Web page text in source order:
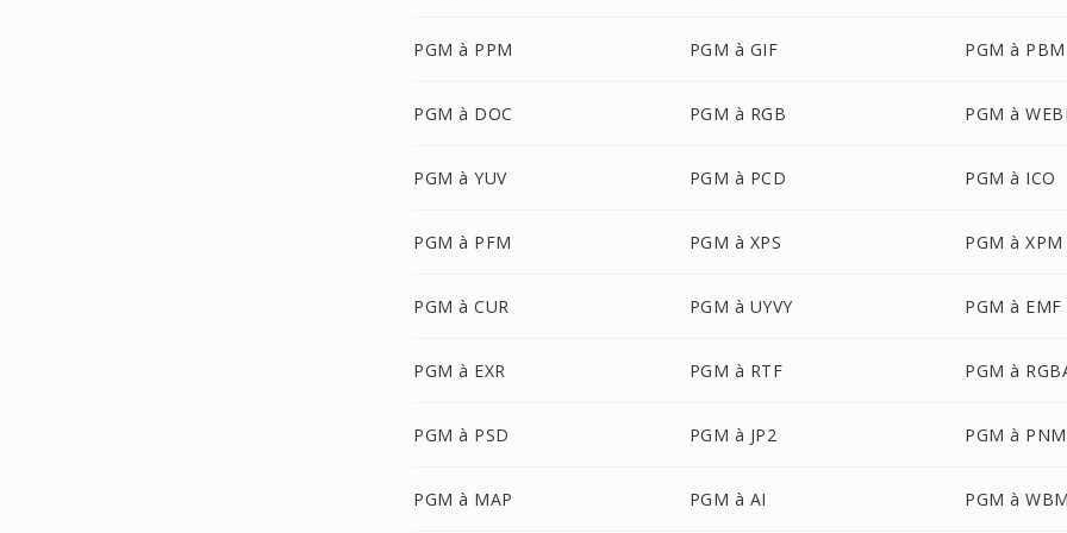
PGM à PPM PGM à GIF PGM à PBM
PGM à DOC PGM à RGB PGM à
PGM à YUV PGM à PCD PGM à ICO
PGM à PFM PGM à XPS PGM à XPM
PGM à CUR PGM à UYVY PGM à EMF
PGM à EXR PGM à RTF PGM à
PGM à PSD PGM à JP2 PGM à PNM
PGM à MAP PGM à AI PGM à